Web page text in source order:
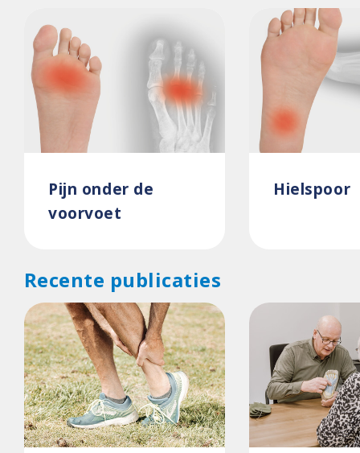
Pijn onder de
voorvoet
Hielspoor
Recente publicaties